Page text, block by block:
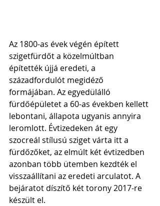
Az 1800-as évek végén épített
szigetfürdőt a közelmúltban
építették újjá eredeti, a
századfordulót megidéző
formájában. Az egyedülálló
fürdőépületet a 60-as években kellett
lebontani, állapota ugyanis annyira
leromlott. Évtizedeken át egy
szocreál stílusú sziget várta itt a
fürdőzőket, az elmúlt két évtizedben
azonban több ütemben kezdték el
visszaállítani az eredeti arculatot. A
bejáratot díszítő két torony 2017-re
készült el.